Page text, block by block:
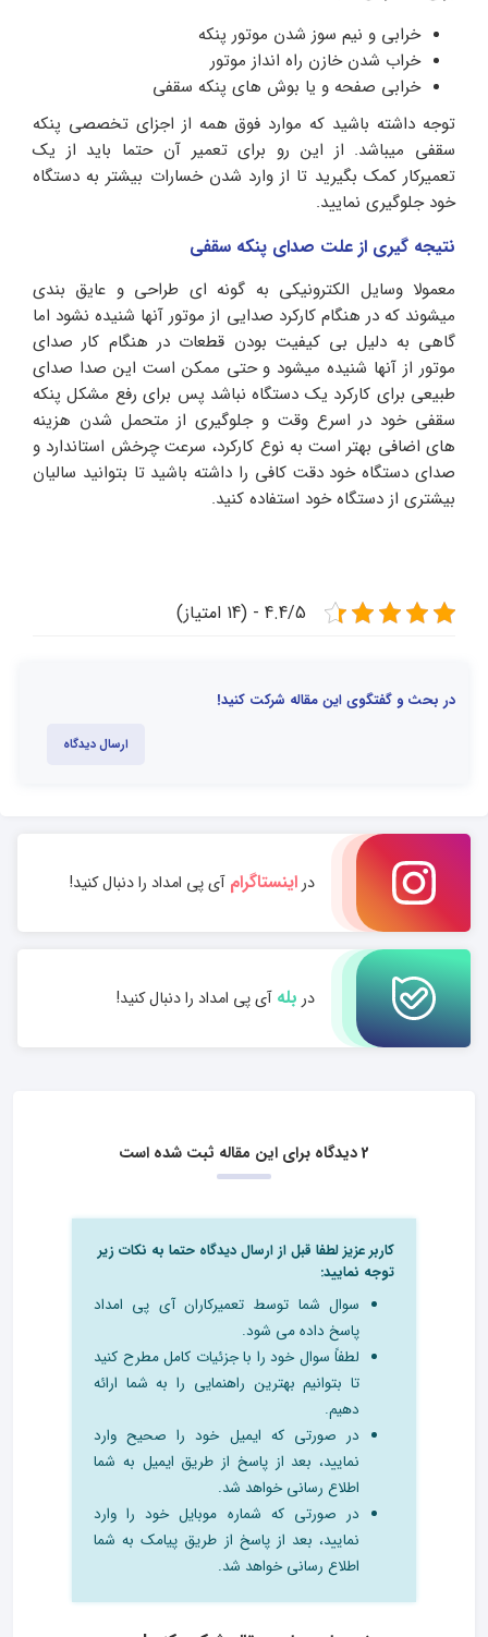
خرابی و نیم سوز شدن موتور پنکه
خراب شدن خازن راه انداز موتور
خرابی صفحه و یا بوش های پنکه سقفی
توجه داشته باشید که موارد فوق همه از اجزای تخصصی پنکه
سقفی میباشد. از این رو برای تعمیر آن حتما باید از یک
تعمیرکار کمک بگیرید تا از وارد شدن خسارات بیشتر به دستگاه
خود جلوگیری نمایید.
نتیجه گیری از علت صدای پنکه سقفی
معمولا وسایل الکترونیکی به گونه ای طراحی و عایق بندی
میشوند که در هنگام کارکرد صدایی از موتور آنها شنیده نشود اما
گاهی به دلیل بی کیفیت بودن قطعات در هنگام کار صدای
موتور از آنها شنیده میشود و حتی ممکن است این صدا صدای
طبیعی برای کارکرد یک دستگاه نباشد پس برای رفع مشکل پنکه
سقفی خود در اسرع وقت و جلوگیری از متحمل شدن هزینه
های اضافی بهتر است به نوع کارکرد، سرعت چرخش استاندارد و
صدای دستگاه خود دقت کافی را داشته باشید تا بتوانید سالیان
بیشتری از دستگاه خود استفاده کنید.
4.4/5 - (14 امتیاز)
در بحث و گفتگوی این مقاله شرکت کنید!
ارسال دیدگاه
دراینستاگرامآی پی امداد را دنبال کنید!
در بلهآی پی امداد را دنبال کنید!
2 دیدگاه برای این مقاله ثبت شده است
کاربر عزیز لطفا قبل از ارسال دیدگاه حتما به نکات زیر
توجه نمایید:
سوال شما توسط تعمیرکاران آی پی امداد
پاسخ داده می شود.
لطفاً سوال خود را با جزئیات کامل مطرح کنید
تا بتوانیم بهترین راهنمایی را به شما ارائه
دهیم.
در صورتی که ایمیل خود را صحیح وارد
نمایید، بعد از پاسخ از طریق ایمیل به شما
اطلاع رسانی خواهد شد.
در صورتی که شماره موبایل خود را وارد
نمایید، بعد از پاسخ از طریق پیامک به شما
اطلاع رسانی خواهد شد.